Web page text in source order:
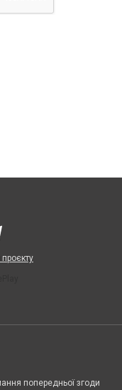
попередньої згоди